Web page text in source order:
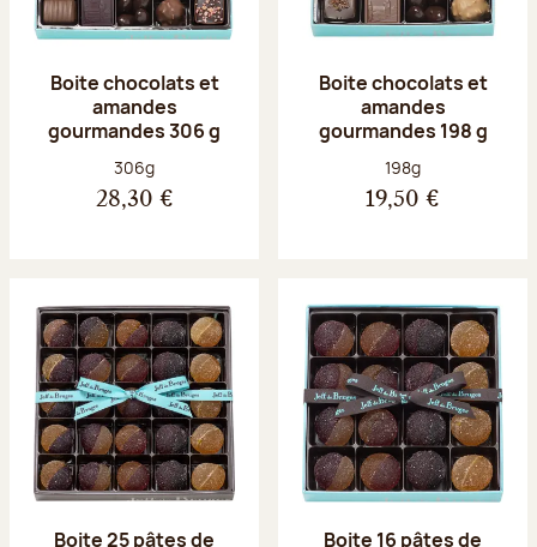
Boite chocolats et
amandes
gourmandes 306 g
Poids net :
306g
28,30 €
Boite chocolats et
amandes
gourmandes 198 g
Poids net :
198g
19,50 €
Boite 25 pâtes de Boite 16 pâtes de